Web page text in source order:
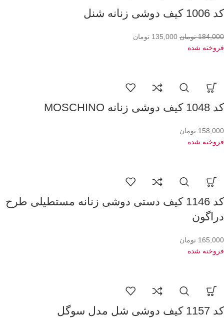
کد 1006 کیف دوشی زنانه شنل
184,000 تومان 135,000 تومان
فروخته شده
کد 1048 کیف دوشی زنانه MOSCHINO
158,000 تومان
فروخته شده
کد 1146 کیف دستی دوشی زنانه مستطیلی طرح
دراگون
165,000 تومان
فروخته شده
کد 1157 کیف دوشی شل مدل سوگل